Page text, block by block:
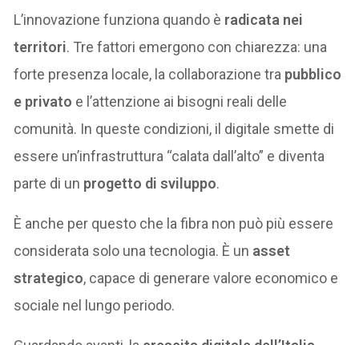
L’innovazione funziona quando è radicata nei
territori. Tre fattori emergono con chiarezza: una
forte presenza locale, la collaborazione tra pubblico
e privato e l’attenzione ai bisogni reali delle
comunità. In queste condizioni, il digitale smette di
essere un’infrastruttura “calata dall’alto” e diventa
parte di un progetto di sviluppo.
È anche per questo che la fibra non può più essere
considerata solo una tecnologia. È un asset
strategico, capace di generare valore economico e
sociale nel lungo periodo.